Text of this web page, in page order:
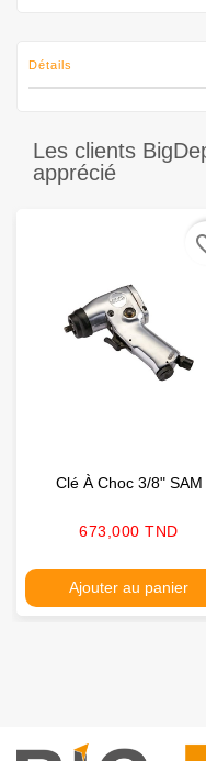
Détails
Les clients
apprécié
Clé À Choc 3/8" SAM
Prix
673,000 TND
Ajouter au panier